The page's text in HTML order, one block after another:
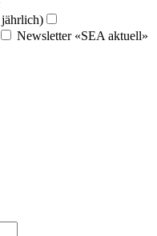
Newsletter «SEA aktuell»